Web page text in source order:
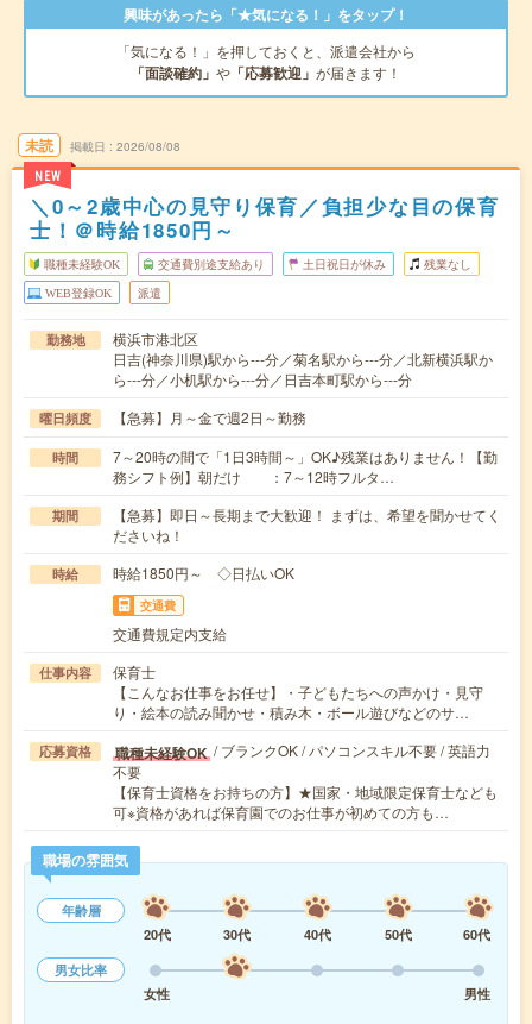
興味があったら「★気になる！」をタップ！
「気になる！」を押しておくと、派遣会社から
「面談確約」 や 「応募歓迎」 が届きます！
未読
NEW
掲載日 2026/08/08
＼0～2歳中心の見守り保育／負担少な目の保育
士！＠時給1850円～
職種未経験OK 交通費別途支給あり 土日祝日が休み 残業なし
WEB登録OK 派遣
勤務地
横浜市港北区
日吉(神奈川県)駅から---分／菊名駅から---分／北新横浜駅か
ら---分／小机駅から---分／日吉本町駅から---分
曜日頻度 【急募】月～金で週2日～勤務
時間
7～20時の間で「1日3時間～」OK♪残業はありません！【勤
務シフト例】朝だけ ：7～12時フルタ…
期間
【急募】即日～長期まで大歓迎！ まずは、希望を聞かせてく
ださいね！
時給 時給1850円～ ◇日払いOK
交通費
交通費規定内支給
仕事内容
保育士
【こんなお仕事をお任せ】・子どもたちへの声かけ・見守
り・絵本の読み聞かせ・積み木・ボール遊びなどのサ…
応募資格 職種未経験OK / ブランクOK / パソコンスキル不要 / 英語力
不要
【保育士資格をお持ちの方】★国家・地域限定保育士なども
可※資格があれば保育園でのお仕事が初めての方も…
職場の雰囲気
年齢層
20代
30代 40代 50代
60代
男女比率
女性
男性